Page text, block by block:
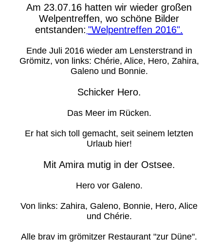
Am 23.07.16 hatten wir wieder großen
Welpentreffen, wo schöne Bilder
entstanden: "Welpentreffen 2016".
Ende Juli 2016 wieder am Lensterstrand in
Grömitz, von links: Chérie, Alice, Hero, Zahira,
Galeno und Bonnie.
Schicker Hero.
Das Meer im Rücken.
Er hat sich toll gemacht, seit seinem letzten
Urlaub hier!
Mit Amira mutig in der Ostsee.
Hero vor Galeno.
Von links: Zahira, Galeno, Bonnie, Hero, Alice
und Chérie.
Alle brav im grömitzer Restaurant "zur Düne".